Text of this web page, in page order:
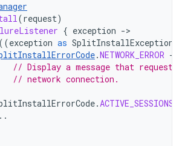
(request)
{ exception -
((exception as SplitInstallException
.NETWORK_ERROR ->
// Display a message that
// network connection.
.